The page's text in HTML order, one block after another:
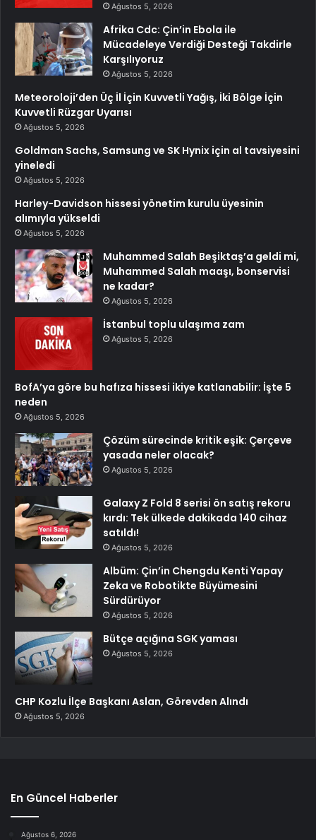
Ağustos 5, 2026
Afrika Cdc: Çin’in Ebola ile
Mücadeleye Verdiği Desteği Takdirle
Karşılıyoruz
Ağustos 5, 2026
Meteoroloji’den Üç İl İçin Kuvvetli Yağış, İki Bölge İçin
Kuvvetli Rüzgar Uyarısı
Ağustos 5, 2026
Goldman Sachs, Samsung ve SK Hynix için al tavsiyesini
yineledi
Ağustos 5, 2026
Harley-Davidson hissesi yönetim kurulu üyesinin
alımıyla yükseldi
Ağustos 5, 2026
Muhammed Salah Beşiktaş’a geldi mi,
Muhammed Salah maaşı, bonservisi
ne kadar?
Ağustos 5, 2026
İstanbul toplu ulaşıma zam
Ağustos 5, 2026
BofA’ya göre bu hafıza hissesi ikiye katlanabilir: İşte 5
neden
Ağustos 5, 2026
Çözüm sürecinde kritik eşik: Çerçeve
yasada neler olacak?
Ağustos 5, 2026
Galaxy Z Fold 8 serisi ön satış rekoru
kırdı: Tek ülkede dakikada 140 cihaz
satıldı!
Ağustos 5, 2026
Albüm: Çin’in Chengdu Kenti Yapay
Zeka ve Robotikte Büyümesini
Sürdürüyor
Ağustos 5, 2026
Bütçe açığına SGK yaması
Ağustos 5, 2026
CHP Kozlu İlçe Başkanı Aslan, Görevden Alındı
Ağustos 5, 2026
En Güncel Haberler
Ağustos 6, 2026